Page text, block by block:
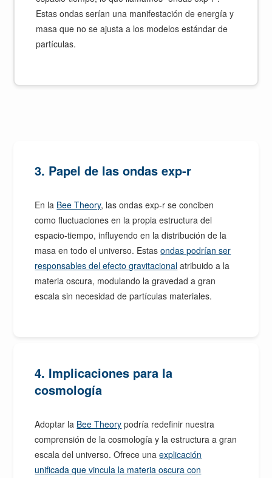
Estas ondas serían una manifestación de energía y
masa que no se ajusta a los modelos estándar de
partículas.
3. Papel de las ondas exp-r
En la Bee Theory, las ondas exp-r se conciben
como fluctuaciones en la propia estructura del
espacio-tiempo, influyendo en la distribución de la
masa en todo el universo. Estasondas podrían ser
responsables del efecto gravitacional atribuido a la
materia oscura, modulando la gravedad a gran
escala sin necesidad de partículas materiales.
4. Implicaciones para la
cosmología
Adoptar la Bee Theory podría redefinir nuestra
comprensión de la cosmología y la estructura a gran
escala del universo. Ofrece unaexplicación
unificada que vincula la materia oscura con